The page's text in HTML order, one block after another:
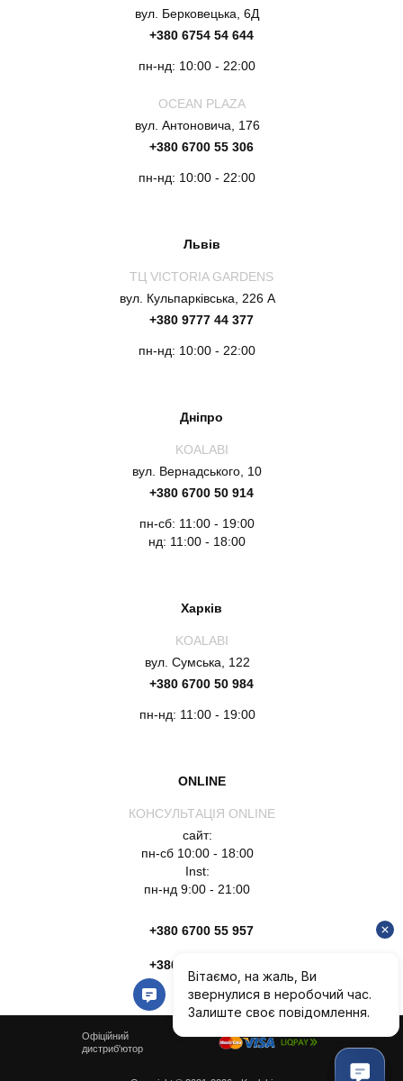
вул. Берковецька, 6Д
+380 6754 54 644
пн-нд: 10:00 - 22:00
OCEAN PLAZA
вул. Антоновича, 176
+380 6700 55 306
пн-нд: 10:00 - 22:00
Львів
ТЦ VICTORIA GARDENS
вул. Кульпарківська, 226 А
+380 9777 44 377
пн-нд: 10:00 - 22:00
Дніпро
KOALABI
вул. Вернадського, 10
+380 6700 50 914
пн-сб: 11:00 - 19:00
нд: 11:00 - 18:00
Харків
KOALABI
вул. Сумська, 122
+380 6700 50 984
пн-нд: 11:00 - 19:00
ONLINE
КОНСУЛЬТАЦІЯ ONLINE
сайт:
пн-сб 10:00 - 18:00
Inst:
пн-нд 9:00 - 21:00
+380 6700 55 957
+380 6754 51 135
Офіційний
дистриб'ютор